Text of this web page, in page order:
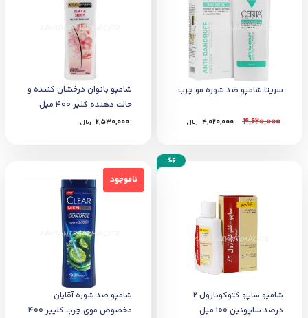
سریتا شامپو ضد شوره مو چرب
4,620,000
4,020,000 ﷼
شامپو بانوان درخشان کننده و
حالت دهنده کلیر 400 میل
2,530,000 ﷼
%6
شامپو ساپو کتوکونازول 2
درصد ساپونین 100 میل
ناموجود
ناموجود
شامپو ضد شوره آقایان
مخصوص موی چرب کلییر ۴۰۰